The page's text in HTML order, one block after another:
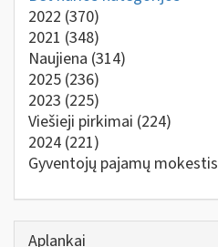
2022 (370)
2021 (348)
Naujiena (314)
2025 (236)
2023 (225)
Viešieji pirkimai (224)
2024 (221)
Gyventojų pajamų mokestis
Aplankai